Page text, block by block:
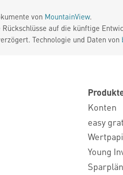
von MountainView.
auf die künftige
Technologie und Daten von
Konten
easy
Young